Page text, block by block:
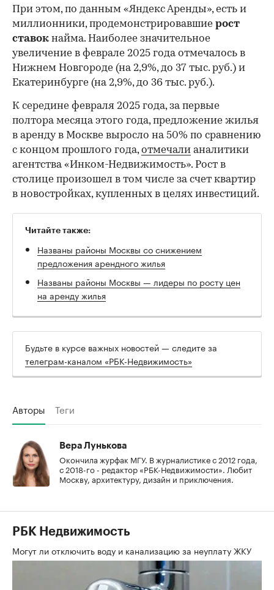
При этом, по данным «Яндекс Аренды», есть и
миллионники, продемонстрировавшие рост
ставок найма. Наиболее значительное
увеличение в феврале 2025 года отмечалось в
Нижнем Новгороде (на 2,9%, до 37 тыс. руб.) и
Екатеринбурге (на 2,9%, до 36 тыс. руб.).
К середине февраля 2025 года, за первые
полтора месяца этого года, предложение жилья
в аренду в Москве выросло на 50% по сравнению
с концом прошлого года,отмечали аналитики
агентства «Инком-Недвижимость». Рост в
столице произошел в том числе за счет квартир
в новостройках, купленных в целях инвестиций.
Читайте также:
Названы районы Москвы со снижением
предложения арендного жилья
Названы районы Москвы — лидеры по росту цен
на аренду жилья
Будьте в курсе важных новостей — следите за
телеграм-каналом «РБК-Недвижимость»
Авторы Теги
Вера Лунькова
Окончила журфак МГУ. В журналистике с 2012 года,
с 2018-го - редактор «РБК-Недвижимости». Любит
Москву, архитектуру, дизайн и приключения.
РБК Недвижимость
Могут ли отключить воду и канализацию за неуплату ЖКУ